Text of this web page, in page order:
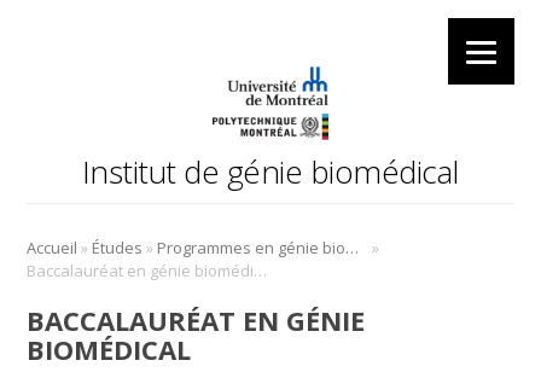
Institut de génie biomédical
Accueil » Études » Programmes en génie biomédical
»
Baccalauréat en génie biomédical
BACCALAURÉAT EN GÉNIE
BIOMÉDICAL